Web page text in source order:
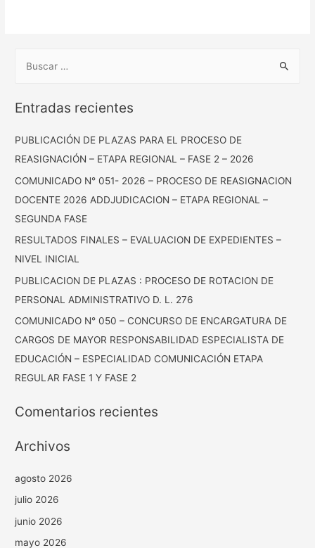
Entradas recientes
PUBLICACIÓN DE PLAZAS PARA EL PROCESO DE
REASIGNACIÓN – ETAPA REGIONAL – FASE 2 – 2026
COMUNICADO N° 051- 2026 – PROCESO DE REASIGNACION
DOCENTE 2026 ADDJUDICACION – ETAPA REGIONAL –
SEGUNDA FASE
RESULTADOS FINALES – EVALUACION DE EXPEDIENTES –
NIVEL INICIAL
PUBLICACION DE PLAZAS : PROCESO DE ROTACION DE
PERSONAL ADMINISTRATIVO D. L. 276
COMUNICADO N° 050 – CONCURSO DE ENCARGATURA DE
CARGOS DE MAYOR RESPONSABILIDAD ESPECIALISTA DE
EDUCACIÓN – ESPECIALIDAD COMUNICACIÓN ETAPA
REGULAR FASE 1 Y FASE 2
Comentarios recientes
Archivos
agosto 2026
julio 2026
junio 2026
mayo 2026